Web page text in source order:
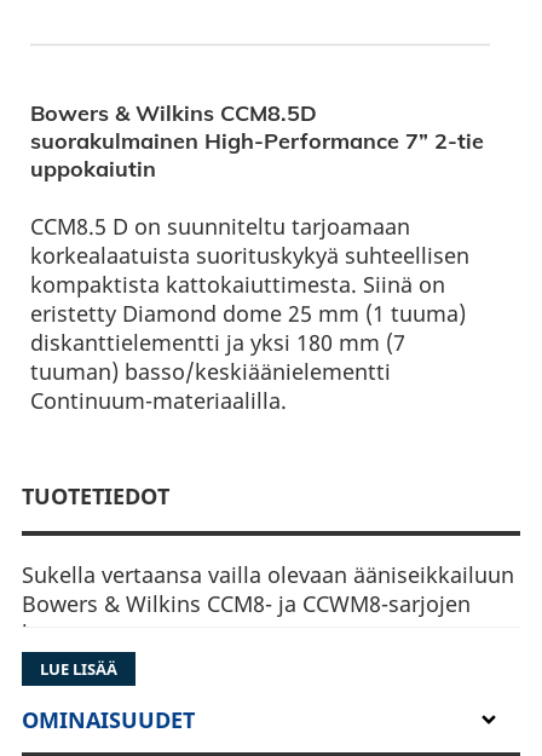
Bowers & Wilkins CCM8.5D
suorakulmainen High-Performance 7” 2-tie
uppokaiutin
CCM8.5 D on suunniteltu tarjoamaan
korkealaatuista suorituskykyä suhteellisen
kompaktista kattokaiuttimesta. Siinä on
eristetty Diamond dome 25 mm (1 tuuma)
diskanttielementti ja yksi 180 mm (7
tuuman) basso/keskiäänielementti
Continuum-materiaalilla.
TUOTETIEDOT
Sukella vertaansa vailla olevaan ääniseikkailuun
Bowers & Wilkins CCM8- ja CCWM8-sarjojen
kanssa.
Täydellisyyden huipentuma katto- ja
seinäkaiuttimissa. Kohota kotisi äänikokemus
uusiin ulottuvuuksiin kaiuttimilla, jotka
LUE LISÄÄ
OMINAISUUDET